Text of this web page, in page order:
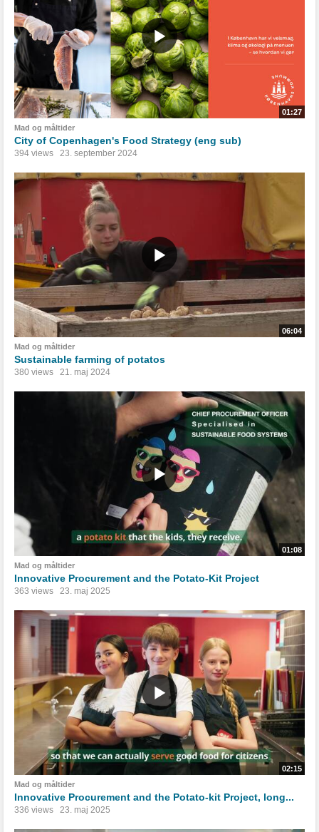
01:27
Mad og måltider
City of Copenhagen's Food Strategy (eng sub)
394 views 23. september 2024
06:04
Mad og måltider
Sustainable farming of potatos
380 views 21. maj 2024
01:08
Mad og måltider
Innovative Procurement and the Potato-Kit Project
363 views 23. maj 2025
02:15
Mad og måltider
Innovative Procurement and the Potato-kit Project, long...
336 views 23. maj 2025